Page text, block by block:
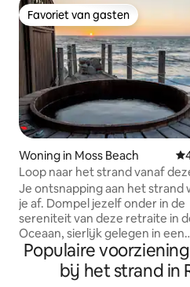
Favoriet van gasten
Favoriet van gasten
Woning in Moss Beach
Loop naar het strand vanaf
Front Home
Je ontsnapping aan het strand
je af. Dompel jezelf onder in de
sereniteit van deze retraite in
Oceaan, sierlijk gelegen in een
afgelegen strand op slechts
ten zuiden van San Francisco. Dit huis
met 2 bedden / 2 badkamers
Populaire
bij het strand in